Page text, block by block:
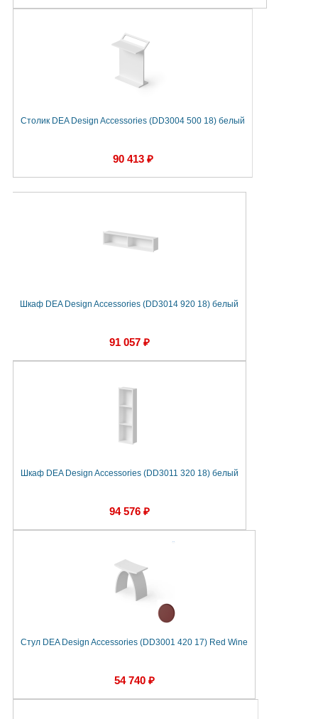
Столик DEA Design Accessories (DD3004 500 18) белый
90 413 ₽
Шкаф DEA Design Accessories (DD3014 920 18) белый
91 057 ₽
Шкаф DEA Design Accessories (DD3011 320 18) белый
94 576 ₽
Стул DEA Design Accessories (DD3001 420 17) Red Wine
54 740 ₽